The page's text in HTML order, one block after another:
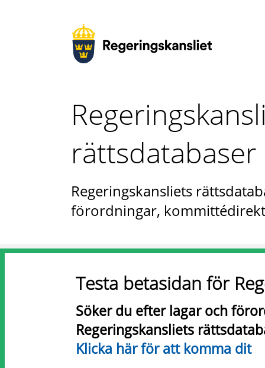
rättsdatabaser
Regeringskansliets
förordningar,
Testa betasidan för
Söker du efter lagar och
Regeringskansliets
Klicka här för att komma dit